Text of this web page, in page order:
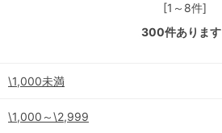
[1～8件]
300件あります
\1,000未満
\1,000～\2,999